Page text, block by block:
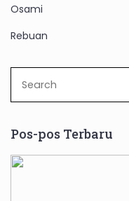
Osami
Rebuan
Pos-pos Terbaru